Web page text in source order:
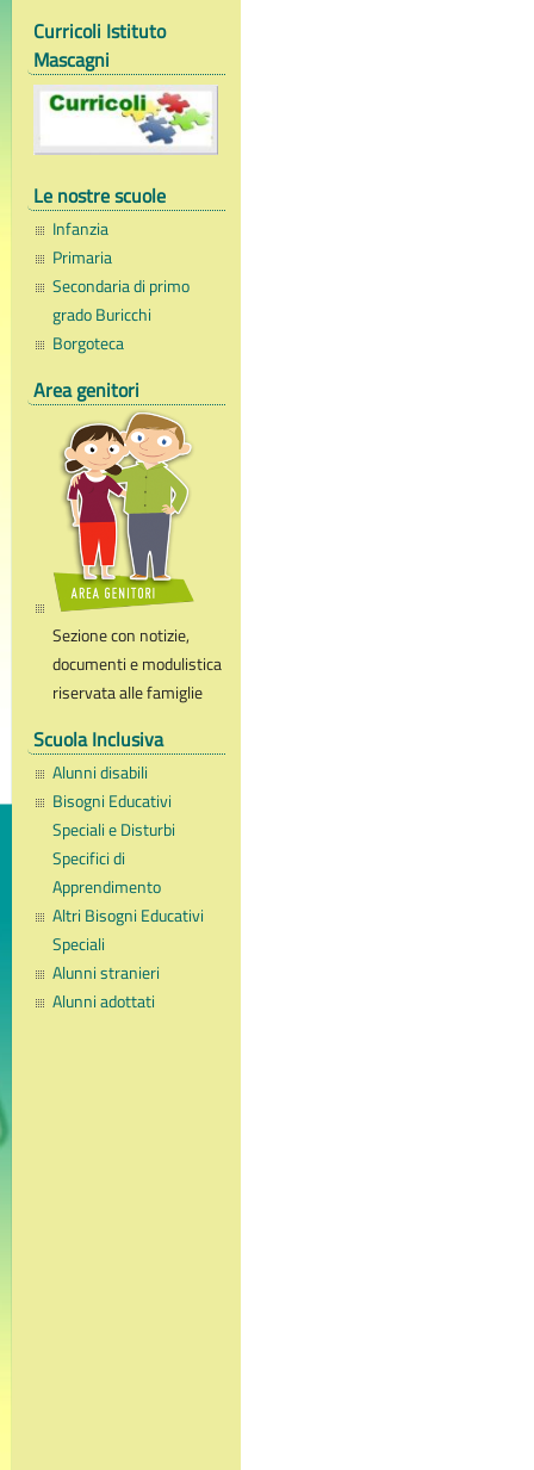
Curricoli Istituto
Mascagni
Le nostre scuole
Infanzia
Primaria
Secondaria di primo
grado Buricchi
Borgoteca
Area genitori
Sezione con notizie,
documenti e modulistica
riservata alle famiglie
Scuola Inclusiva
Alunni disabili
Bisogni Educativi
Speciali e Disturbi
Specifici di
Apprendimento
Altri Bisogni Educativi
Speciali
Alunni stranieri
Alunni adottati